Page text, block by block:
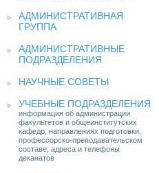
АДМИНИСТРАТИВНАЯ
ГРУППА
АДМИНИСТРАТИВНЫЕ
ПОДРАЗДЕЛЕНИЯ
НАУЧНЫЕ СОВЕТЫ
УЧЕБНЫЕ ПОДРАЗДЕЛЕНИЯ
информация об администрации
факультетов и общеинститутских
кафедр, направлениях подготовки,
профессорско-преподавательском
составе, адреса и телефоны
деканатов